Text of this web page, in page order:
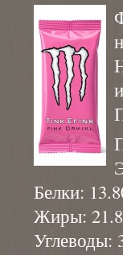
Белки:
Жиры:
Углеводы: